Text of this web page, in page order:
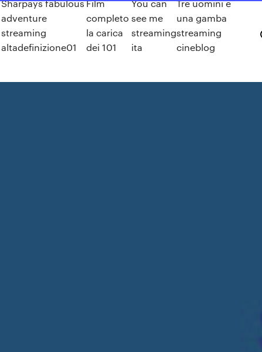
Sharpays fabulous
adventure
streaming
altadefinizione01
Film
completo
la carica
dei 101
You can
see me
streaming
ita
Tre uomini e
una gamba
streaming
cineblog